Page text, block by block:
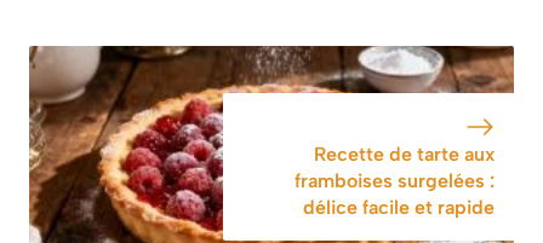
Recette de tarte aux
framboises surgelées :
délice facile et rapide